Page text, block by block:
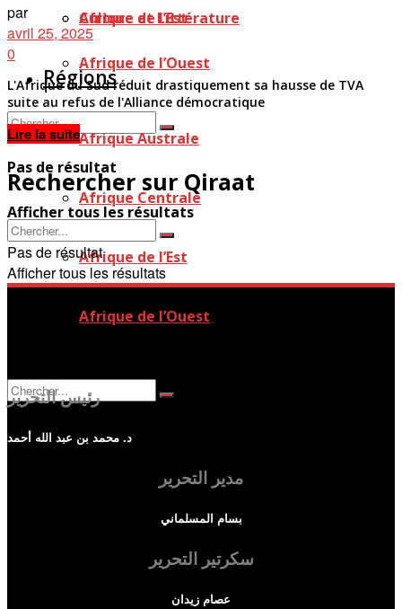
Afrique de l’Est
Afrique de l’Ouest
Pas de résultat
Afficher tous les résultats
Culture et Littérature
Régions
Afrique Australe
Afrique Centrale
Afrique de l’Est
Afrique de l’Ouest
Pas de résultat
Afficher tous les résultats
par
avril 25, 2025
0
L'Afrique du Sud réduit drastiquement sa hausse de TVA
suite au refus de l'Alliance démocratique
Lire la suiteDetails
Rechercher sur Qiraat
Pas de résultat
Afficher tous les résultats
رئيس التحرير
د. محمد بن عبد الله أحمد
مدير التحرير
بسام المسلماني
سكرتير التحرير
عصام زيدان